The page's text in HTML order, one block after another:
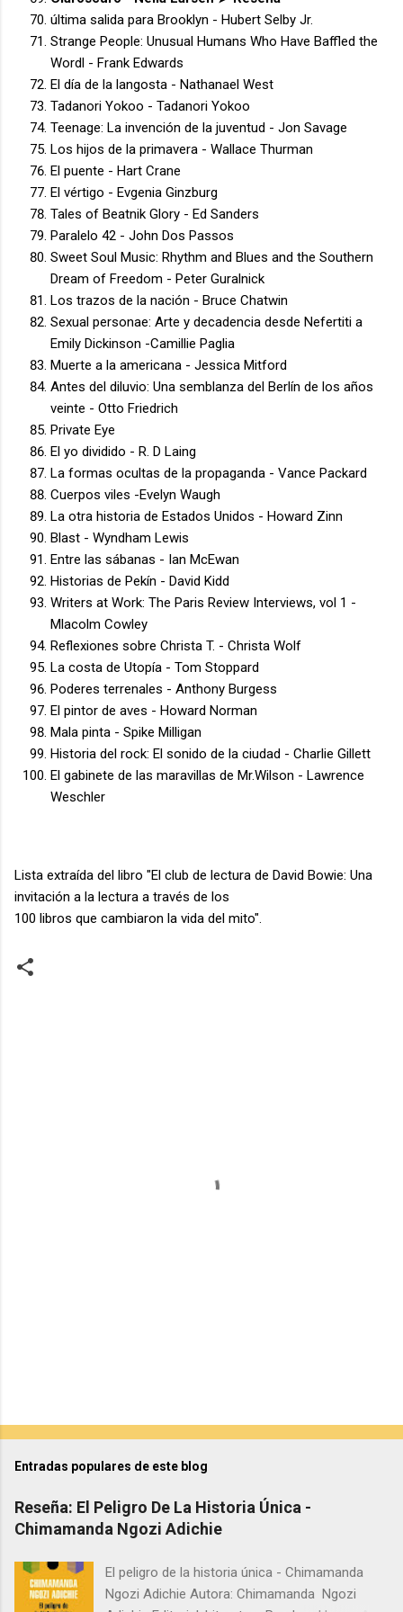
última salida para Brooklyn - Hubert Selby Jr.
Strange People: Unusual Humans Who Have Baffled the
Wordl - Frank Edwards
El día de la langosta - Nathanael West
Tadanori Yokoo - Tadanori Yokoo
Teenage: La invención de la juventud - Jon Savage
Los hijos de la primavera - Wallace Thurman
El puente - Hart Crane
El vértigo - Evgenia Ginzburg
Tales of Beatnik Glory - Ed Sanders
Paralelo 42 - John Dos Passos
Sweet Soul Music: Rhythm and Blues and the Southern
Dream of Freedom - Peter Guralnick
Los trazos de la nación - Bruce Chatwin
Sexual personae: Arte y decadencia desde Nefertiti a
Emily Dickinson -Camillie Paglia
Muerte a la americana - Jessica Mitford
Antes del diluvio: Una semblanza del Berlín de los años
veinte - Otto Friedrich
Private Eye
El yo dividido - R. D Laing
La formas ocultas de la propaganda - Vance Packard
Cuerpos viles -Evelyn Waugh
La otra historia de Estados Unidos - Howard Zinn
Blast - Wyndham Lewis
Entre las sábanas - Ian McEwan
Historias de Pekín - David Kidd
Writers at Work: The Paris Review Interviews, vol 1 -
Mlacolm Cowley
Reflexiones sobre Christa T. - Christa Wolf
La costa de Utopía - Tom Stoppard
Poderes terrenales - Anthony Burgess
El pintor de aves - Howard Norman
Mala pinta - Spike Milligan
Historia del rock: El sonido de la ciudad - Charlie Gillett
El gabinete de las maravillas de Mr.Wilson - Lawrence
Weschler
Lista extraída del libro "El club de lectura de David Bowie: Una
invitación a la lectura a través de los
100 libros que cambiaron la vida del mito".
Entradas populares de este blog
Reseña: El Peligro De La Historia Única -
Chimamanda Ngozi Adichie
El peligro de la historia única - Chimamanda
Ngozi Adichie Autora: Chimamanda Ngozi